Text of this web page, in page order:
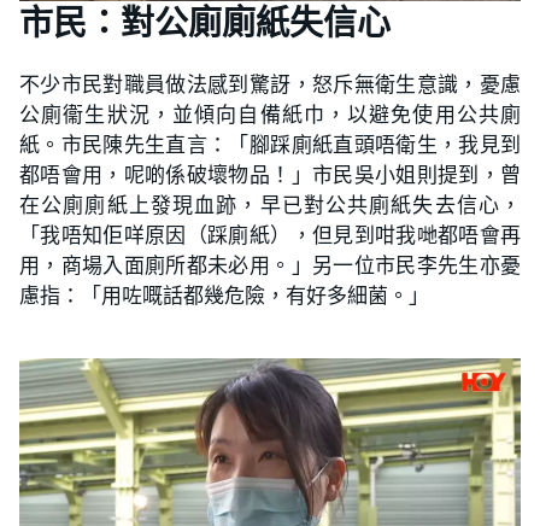
市民：對公廁廁紙失信心
不少市民對職員做法感到驚訝，怒斥無衛生意識，憂慮
公廁衞生狀況，並傾向自備紙巾，以避免使用公共廁
紙。市民陳先生直言：「腳踩廁紙直頭唔衛生，我見到
都唔會用，呢啲係破壞物品！」市民吳小姐則提到，曾
在公廁廁紙上發現血跡，早已對公共廁紙失去信心，
「我唔知佢咩原因（踩廁紙），但見到咁我哋都唔會再
用，商場入面廁所都未必用。」另一位市民李先生亦憂
慮指：「用咗嘅話都幾危險，有好多細菌。」